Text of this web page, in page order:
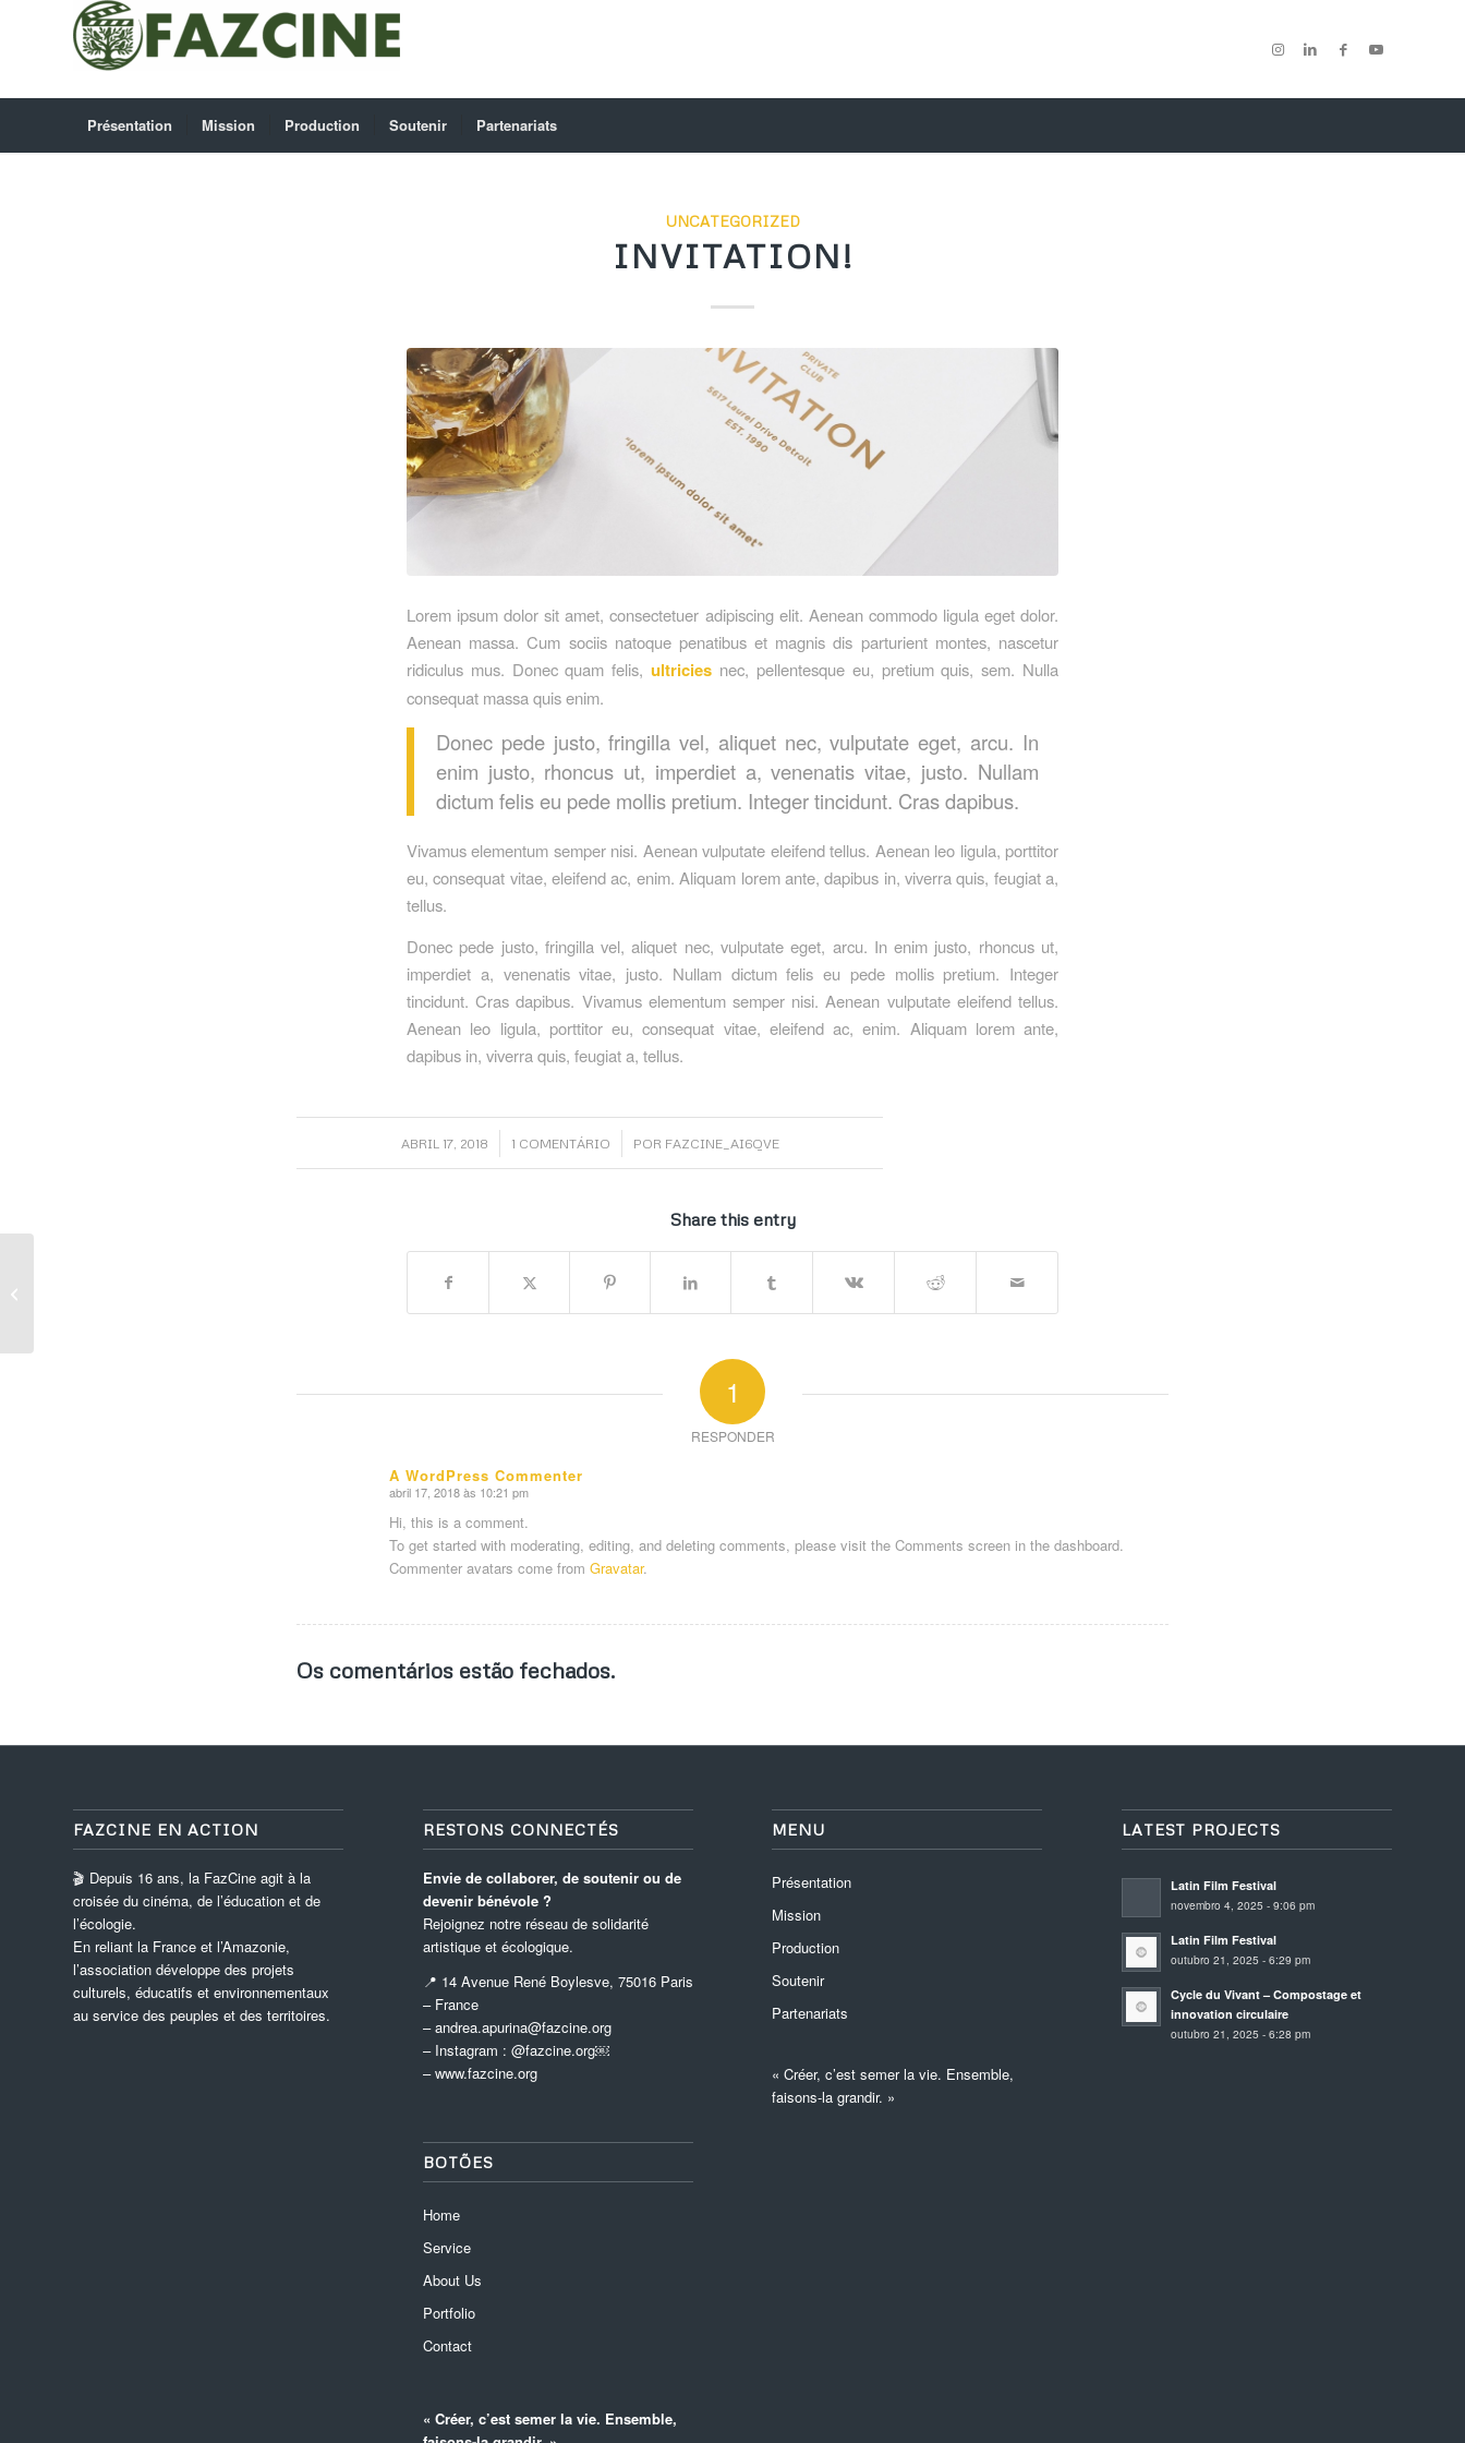
Présentation Mission Production Soutenir Partenariats
UNCATEGORIZED
INVITATION!
Lorem ipsum dolor sit amet, consectetuer adipiscing elit. Aenean commodo ligula eget dolor.
Aenean massa. Cum sociis natoque penatibus et magnis dis parturient montes, nascetur
ridiculus mus. Donec quam felis,ultricies nec, pellentesque eu, pretium quis, sem. Nulla
consequat massa quis enim.
Donec pede justo, fringilla vel, aliquet nec, vulputate eget, arcu. In
enim justo, rhoncus ut, imperdiet a, venenatis vitae, justo. Nullam
dictum felis eu pede mollis pretium. Integer tincidunt. Cras dapibus.
Vivamus elementum semper nisi. Aenean vulputate eleifend tellus. Aenean leo ligula, porttitor
eu, consequat vitae, eleifend ac, enim. Aliquam lorem ante, dapibus in, viverra quis, feugiat a,
tellus.
Donec pede justo, fringilla vel, aliquet nec, vulputate eget, arcu. In enim justo, rhoncus ut,
imperdiet a, venenatis vitae, justo. Nullam dictum felis eu pede mollis pretium. Integer
tincidunt. Cras dapibus. Vivamus elementum semper nisi. Aenean vulputate eleifend tellus.
Aenean leo ligula, porttitor eu, consequat vitae, eleifend ac, enim. Aliquam lorem ante,
dapibus in, viverra quis, feugiat a, tellus.
ABRIL 17, 2018
/ 1 COMENTÁRIO
/ POR FAZCINE_AI6QVE
Share this entry
1
RESPONDER
A WordPress Commenter
says:
abril 17, 2018 às 10:21 pm
Hi, this is a comment.
To get started with moderating, editing, and deleting comments, please visit the Comments screen in the dashboard.
Commenter avatars come from Gravatar.
Os comentários estão fechados.
FAZCINE EN ACTION
🎬 Depuis 16 ans, la FazCine agit à la
croisée du cinéma, de l’éducation et de
l’écologie.
En reliant la France et l’Amazonie,
l’association développe des projets
culturels, éducatifs et environnementaux
au service des peuples et des territoires.
RESTONS CONNECTÉS
Envie de collaborer, de soutenir ou de
devenir bénévole ?
Rejoignez notre réseau de solidarité
artistique et écologique.
📍 14 Avenue René Boylesve, 75016 Paris
– France
– andrea.apurina@fazcine.org
– Instagram : @fazcine.org￼
–www.fazcine.org
BOTÕES
Home
Service
About Us
Portfolio
Contact
« Créer, c’est semer la vie. Ensemble,
MENU
Présentation
Mission
Production
Soutenir
Partenariats
« Créer, c’est semer la vie. Ensemble,
faisons-la grandir. »
LATEST PROJECTS
Latin Film Festival
novembro 4, 2025 - 9:06 pm
Latin Film Festival
outubro 21, 2025 - 6:29 pm
Cycle du Vivant – Compostage et
innovation circulaire
outubro 21, 2025 - 6:28 pm